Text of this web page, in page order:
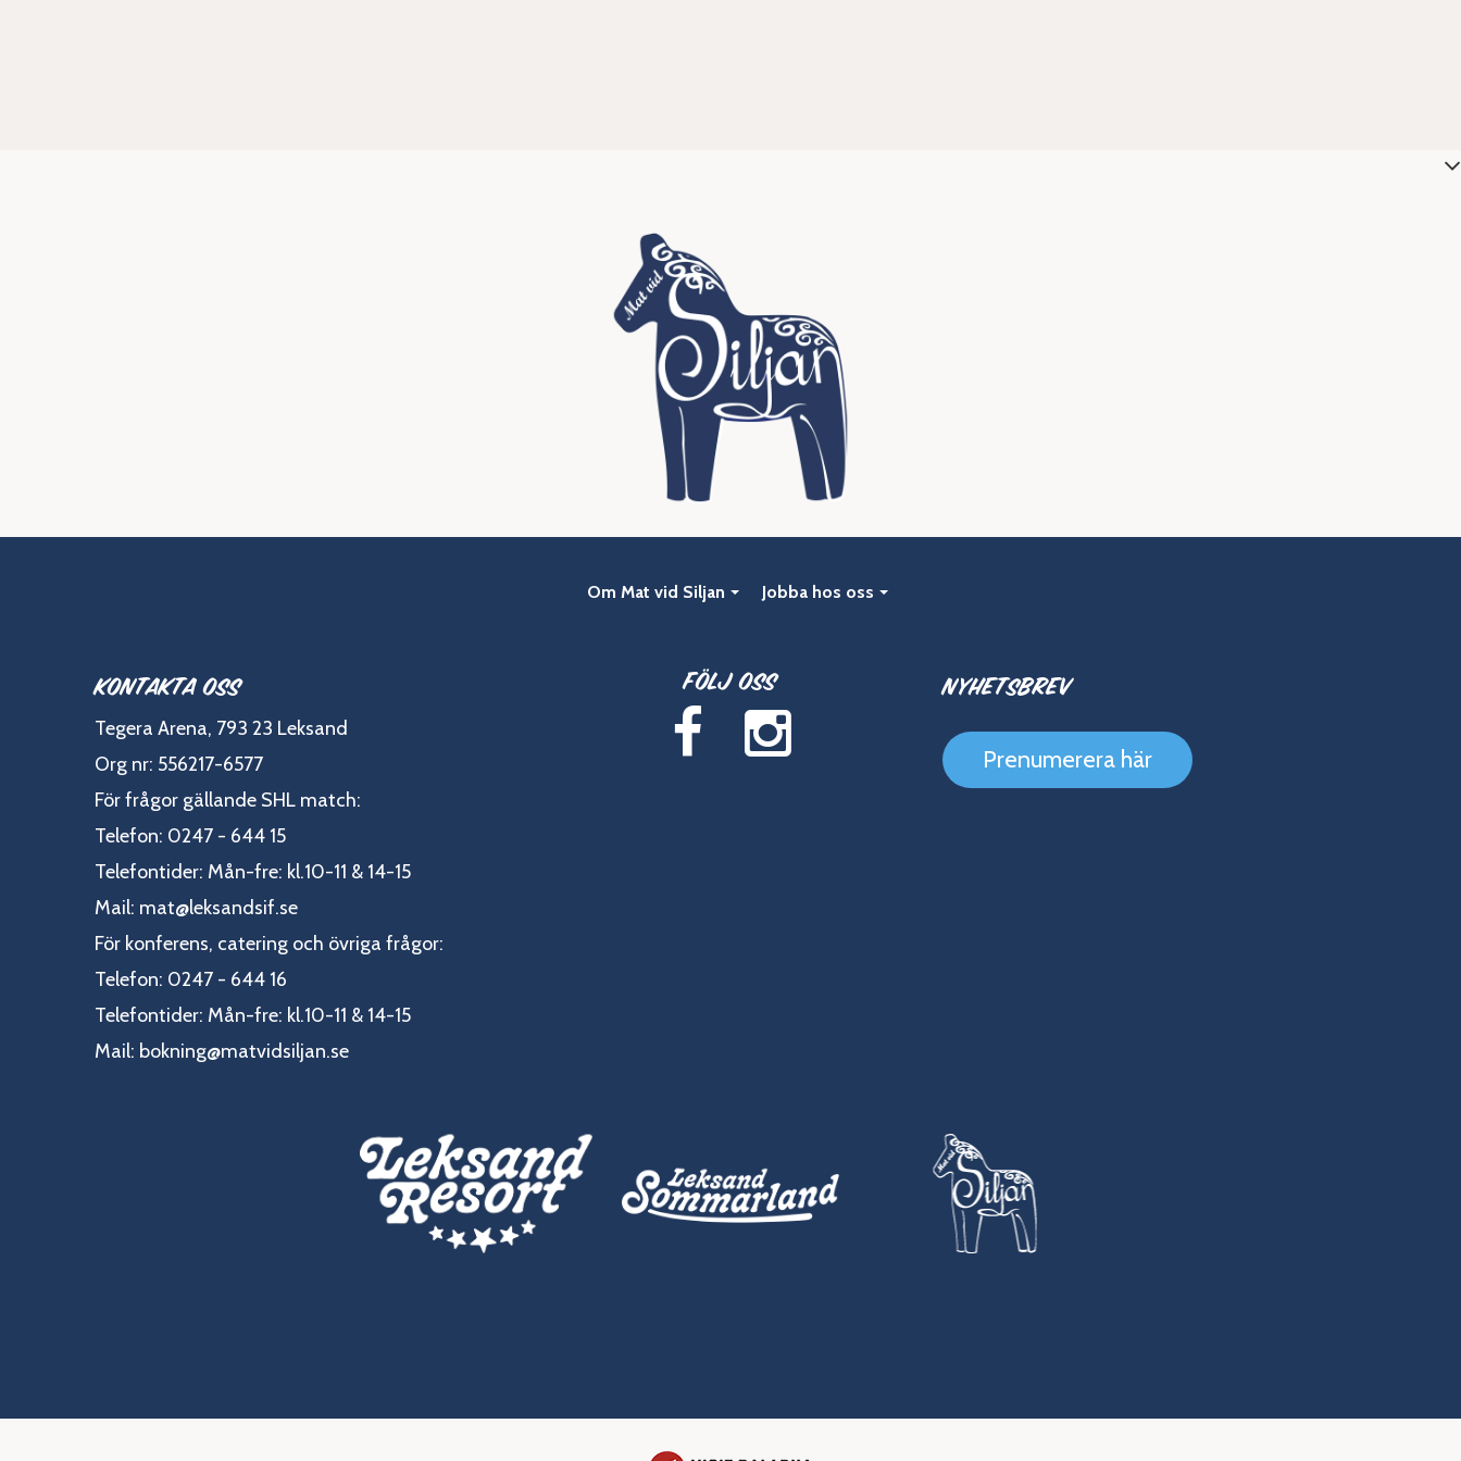
Om Mat vid Siljan Jobba hos oss
Kontakta oss
Tegera Arena, 793 23 Leksand
Org nr: 556217-6577
För frågor gällande SHL match:
Telefon: 0247 - 644 15
Telefontider: Mån-fre: kl.10-11 & 14-15
Mail: mat@leksandsif.se
För konferens, catering och övriga frågor:
Telefon: 0247 - 644 16
Telefontider: Mån-fre: kl.10-11 & 14-15
Mail: bokning@matvidsiljan.se
Följ oss Nyhetsbrev